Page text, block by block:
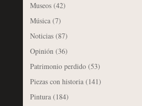
Museos(42)
Música(7)
Noticias(87)
Opinión(36)
Patrimonio perdido(53)
Piezas con historia(141)
Pintura(184)